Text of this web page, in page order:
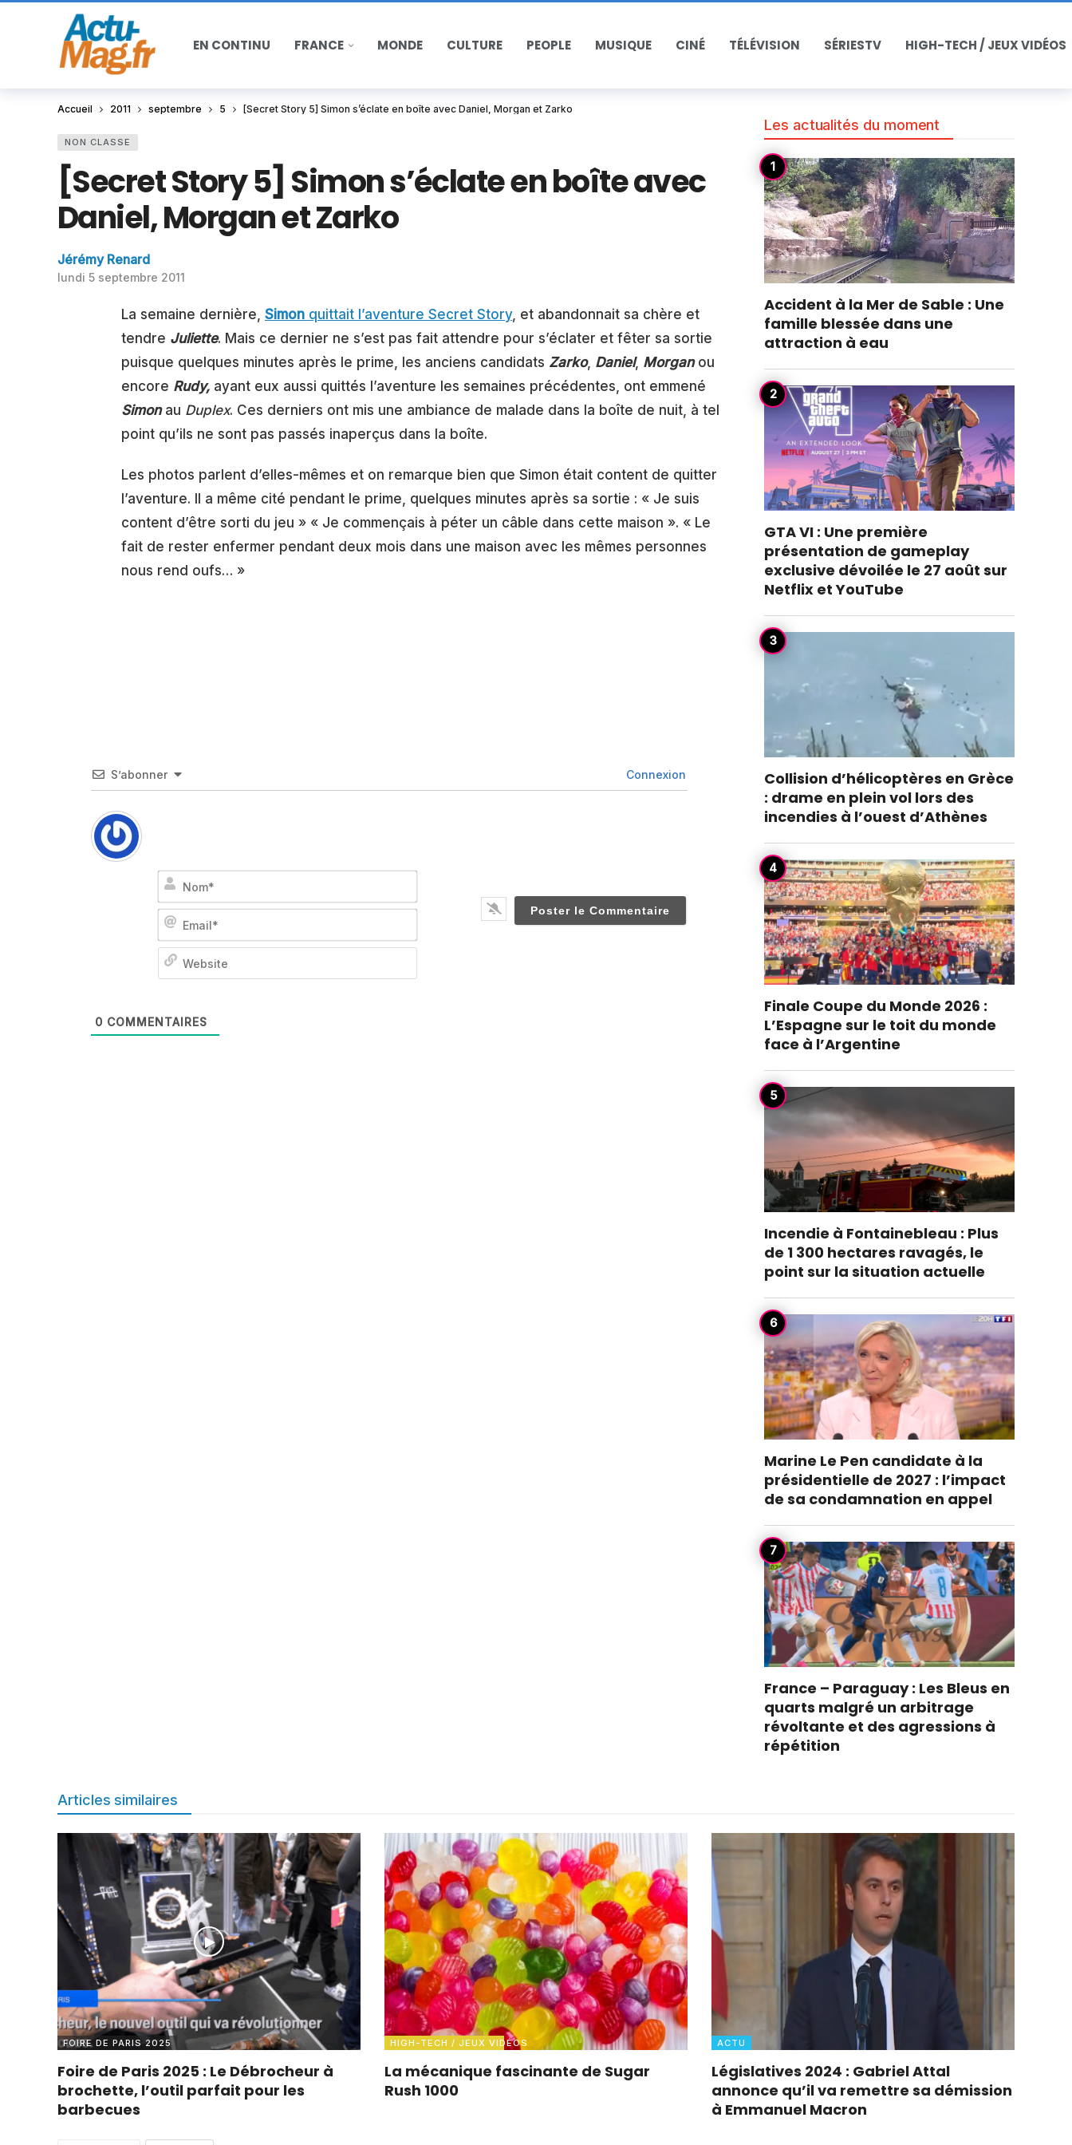
EN CONTINU FRANCE MONDE CULTURE PEOPLE MUSIQUE CINÉ TÉLÉVISION SÉRIESTV HIGH-TECH / JEUX VIDÉOS
Accueil 2011 septembre 5 [Secret Story 5] Simon s’éclate en boîte avec Daniel, Morgan et Zarko
NON CLASSE
[Secret Story 5] Simon s’éclate en boîte avec
Daniel, Morgan et Zarko
Jérémy Renard
lundi 5 septembre 2011
La semaine dernière, Simon quittait l’aventure Secret Story, et abandonnait sa chère et
tendre Juliette. Mais ce dernier ne s’est pas fait attendre pour s’éclater et fêter sa sortie
puisque quelques minutes après le prime, les anciens candidats Zarko, Daniel, Morganou
encore Rudy, ayant eux aussi quittés l’aventure les semaines précédentes, ont emmené
Simonau Duplex. Ces derniers ont mis une ambiance de malade dans la boîte de nuit, à tel
point qu’ils ne sont pas passés inaperçus dans la boîte.
Les photos parlent d’elles-mêmes et on remarque bien que Simon était content de quitter
l’aventure. Il a même cité pendant le prime, quelques minutes après sa sortie : « Je suis
content d’être sorti du jeu » « Je commençais à péter un câble dans cette maison ». « Le
fait de rester enfermer pendant deux mois dans une maison avec les mêmes personnes
nous rend oufs… »
S’abonner Connexion
Nom*
Email*
Website
0 COMMENTAIRES
Les actualités du moment
Accident à la Mer de Sable : Une
famille blessée dans une
attraction à eau
GTA VI : Une première
présentation de gameplay
exclusive dévoilée le 27 août sur
Netflix et YouTube
Collision d’hélicoptères en Grèce
: drame en plein vol lors des
incendies à l’ouest d’Athènes
Finale Coupe du Monde 2026 :
L’Espagne sur le toit du monde
face à l’Argentine
Incendie à Fontainebleau : Plus
de 1 300 hectares ravagés, le
point sur la situation actuelle
Marine Le Pen candidate à la
présidentielle de 2027 : l’impact
de sa condamnation en appel
France – Paraguay : Les Bleus en
quarts malgré un arbitrage
révoltante et des agressions à
répétition
Articles similaires
FOIRE DE PARIS 2025
Foire de Paris 2025 : Le Débrocheur à
brochette, l’outil parfait pour les
barbecues
HIGH-TECH / JEUX VIDÉOS
La mécanique fascinante de Sugar
Rush 1000
ACTU
Législatives 2024 : Gabriel Attal
annonce qu’il va remettre sa démission
à Emmanuel Macron